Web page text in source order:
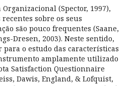
(Spector, 1997),
sobre os seus
são pouco frequentes (Saane,
Dresen, 2003). Neste sentido,
o estudo das características
amplamente utilizado
Satisfaction Questionnaire
Dawis, England, & Lofquist,